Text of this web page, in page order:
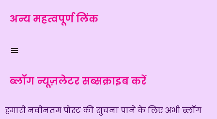
अन्य महत्वपूर्ण लिंक
ब्लॉग न्यूज़लेटर सब्सक्राइब करें
हमारी नवीनतम पोस्ट की सुचना पाने के लिए अभी ब्लॉग